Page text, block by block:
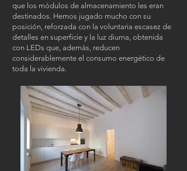
que los módulos de almacenamiento les eran
destinados. Hemos jugado mucho con su
posición, reforzada con la voluntaria escasez de
detalles en superficie y la luz diurna, obtenida
con LEDs que, además, reducen
considerablemente el consumo energético de
toda la vivienda.